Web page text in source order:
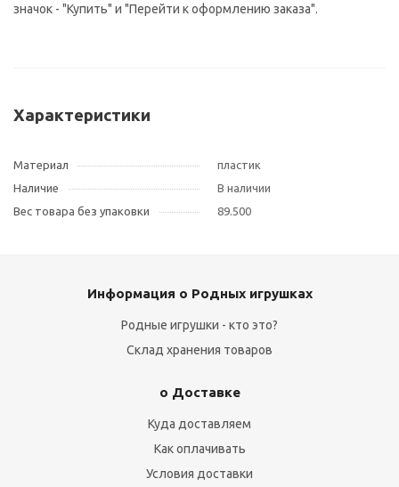
значок - "Купить" и "Перейти к оформлению заказа".
Характеристики
Материал
пластик
Наличие
В наличии
Вес товара без упаковки
89.500
Информация о Родных игрушках
Родные игрушки - кто это?
Склад хранения товаров
о Доставке
Куда доставляем
Как оплачивать
Условия доставки